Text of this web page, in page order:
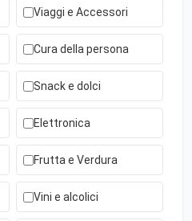
Viaggi e Accessori
Cura della persona
Snack e dolci
Elettronica
Frutta e Verdura
Vini e alcolici